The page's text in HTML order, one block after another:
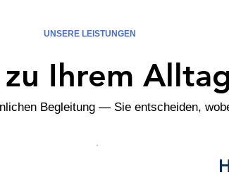
UNSERE LEISTUNGEN
Ihrem
Begleitung — Sie entscheiden,